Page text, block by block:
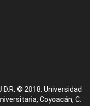
© 2018. Universidad
Coyoacán, C.